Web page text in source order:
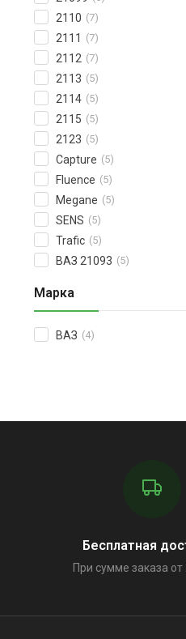
2110 (7)
2111 (7)
2112 (7)
2113 (5)
2114 (5)
2115 (5)
2123 (5)
Capture (5)
Fluence (5)
Megane (5)
SENS (5)
Trafic (5)
ВАЗ 21093 (5)
Марка
ВАЗ (4)
Бесплатная
При сумме заказа от